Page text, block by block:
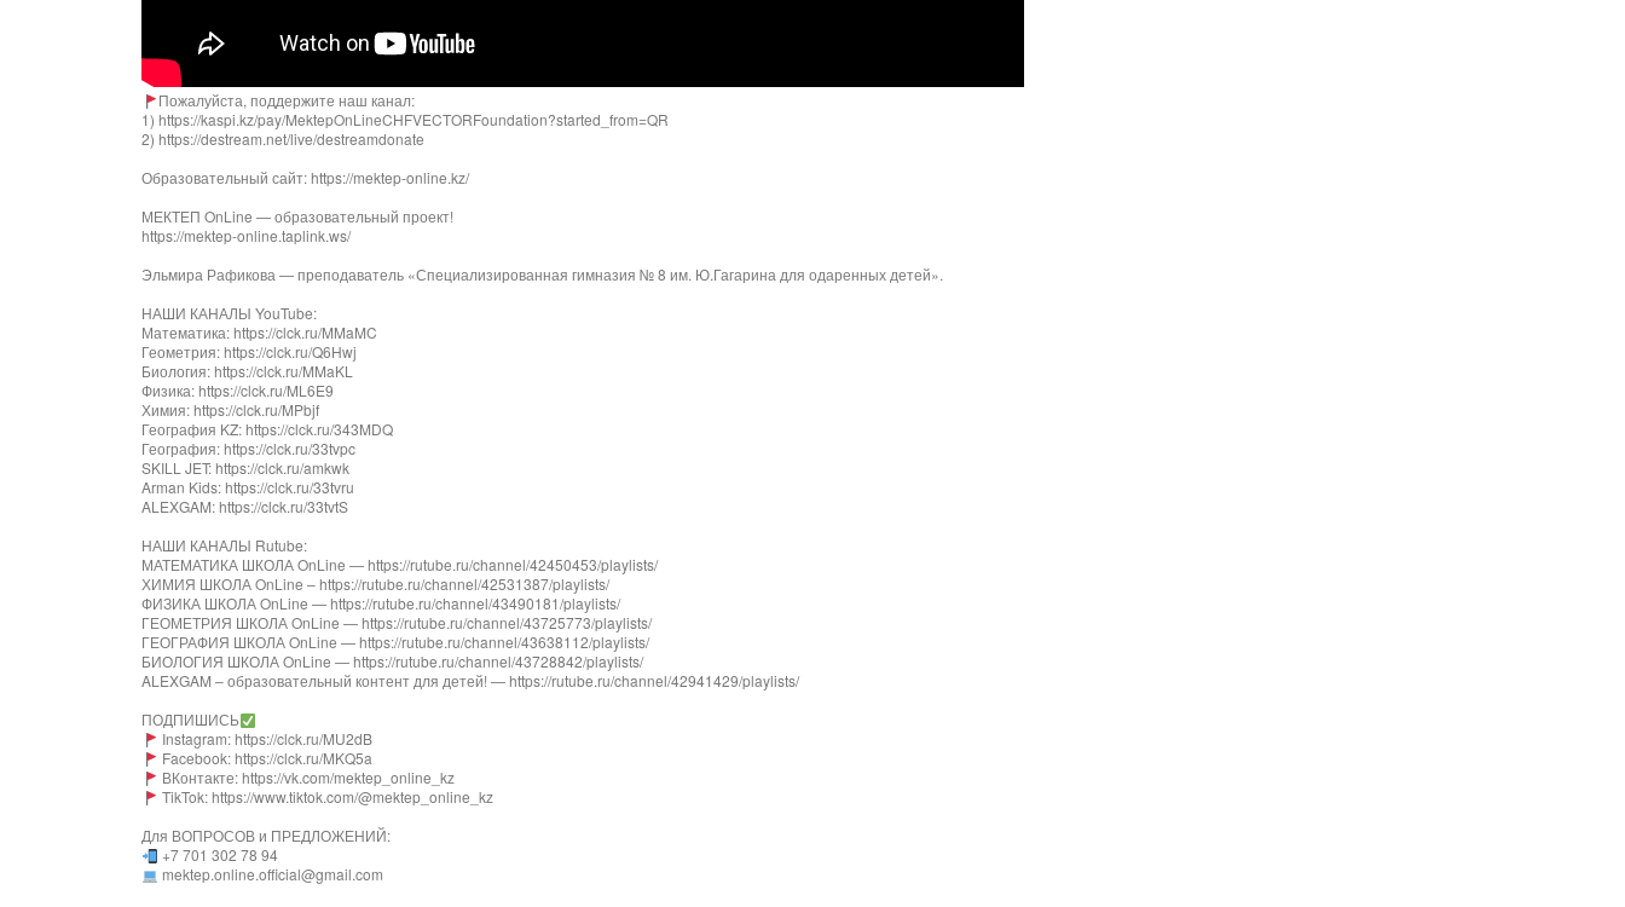
Пожалуйста, поддержите наш канал:
1) https://kaspi.kz/pay/MektepOnLineCHFVECTORFoundation?started_from=QR
2) https://destream.net/live/destreamdonate
Образовательный сайт: https://mektep-online.kz/
МЕКТЕП OnLine — образовательный проект!
https://mektep-online.taplink.ws/
Эльмира Рафикова — преподаватель «Специализированная гимназия № 8 им. Ю.Гагарина для одаренных детей».
НАШИ КАНАЛЫ YouTube:
Математика: https://clck.ru/MMaMC
Геометрия: https://clck.ru/Q6Hwj
Биология: https://clck.ru/MMaKL
Физика: https://clck.ru/ML6E9
Химия: https://clck.ru/MPbjf
География KZ: https://clck.ru/343MDQ
География: https://clck.ru/33tvpc
SKILL JET: https://clck.ru/amkwk
Arman Kids: https://clck.ru/33tvru
ALEXGAM: https://clck.ru/33tvtS
НАШИ КАНАЛЫ Rutube:
МАТЕМАТИКА ШКОЛА OnLine — https://rutube.ru/channel/42450453/playlists/
ХИМИЯ ШКОЛА OnLine – https://rutube.ru/channel/42531387/playlists/
ФИЗИКА ШКОЛА OnLine — https://rutube.ru/channel/43490181/playlists/
ГЕОМЕТРИЯ ШКОЛА OnLine — https://rutube.ru/channel/43725773/playlists/
ГЕОГРАФИЯ ШКОЛА OnLine — https://rutube.ru/channel/43638112/playlists/
БИОЛОГИЯ ШКОЛА OnLine — https://rutube.ru/channel/43728842/playlists/
ALEXGAM – образовательный контент для детей! — https://rutube.ru/channel/42941429/playlists/
ПОДПИШИСЬ
Instagram: https://clck.ru/MU2dB
Facebook: https://clck.ru/MKQ5a
ВКонтакте: https://vk.com/mektep_online_kz
TikTok: https://www.tiktok.com/@mektep_online_kz
Для ВОПРОСОВ и ПРЕДЛОЖЕНИЙ:
+7 701 302 78 94
mektep.online.official@gmail.com